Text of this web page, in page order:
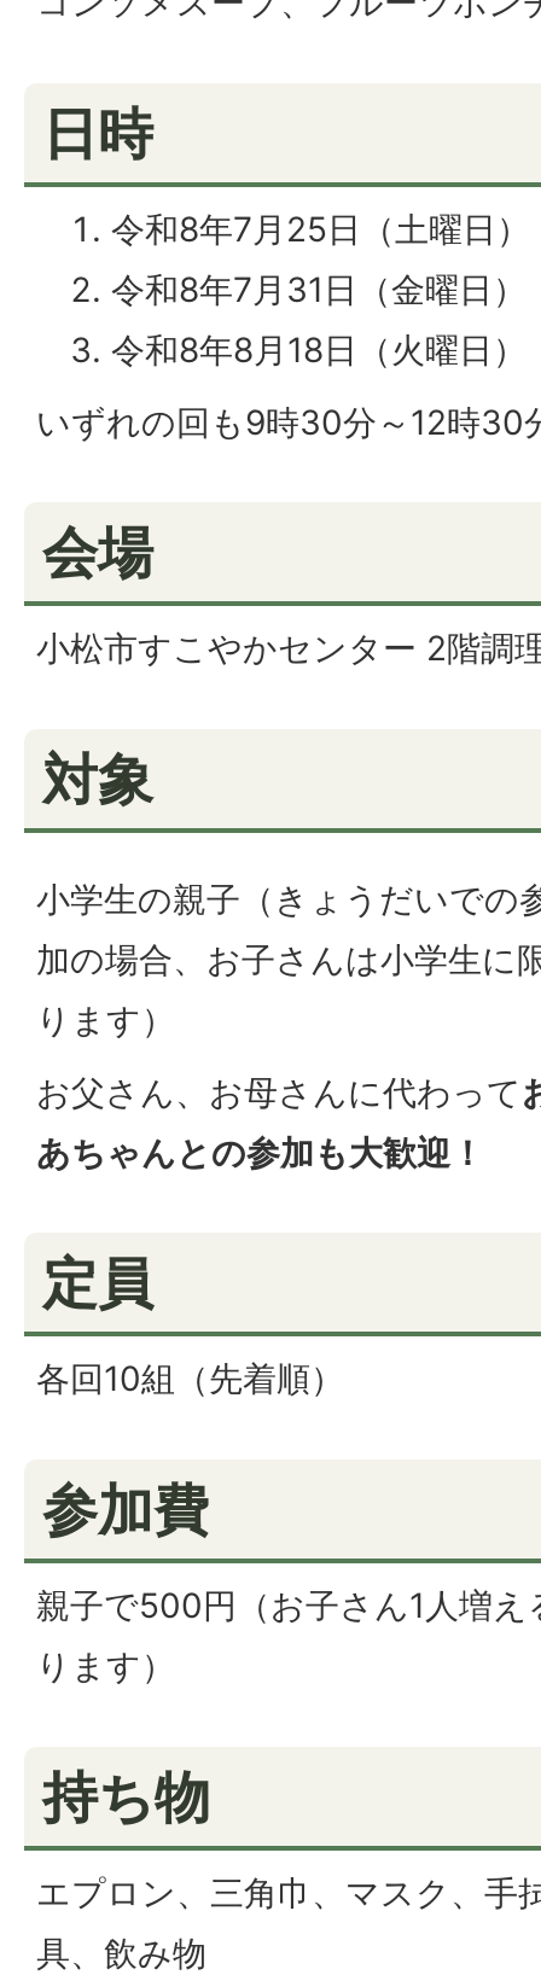
日時
令和8年7月25日（土曜日
令和8年7月31日（金曜日）
令和8年8月18日（火曜日）
いずれの回も9時30分～12時30
会場
小松市すこやかセンター 2階調
対象
小学生の親子（きょうだいでの
加の場合、お子さんは小学生に
ります）
お父さん、お母さんに代わって
あちゃんとの参加も大歓迎！
定員
各回10組（先着順）
参加費
親子で500円（お子さん1人増
ります）
持ち物
エプロン、三角巾、マスク、手
具、飲み物